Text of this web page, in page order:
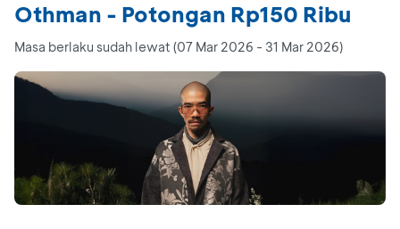
Othman - Potongan Rp150 Ribu
Masa berlaku sudah lewat (07 Mar 2026 - 31 Mar 2026)